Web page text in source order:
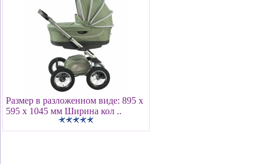
Размер в разложенном виде: 895 х
595 х 1045 мм Ширина кол ..